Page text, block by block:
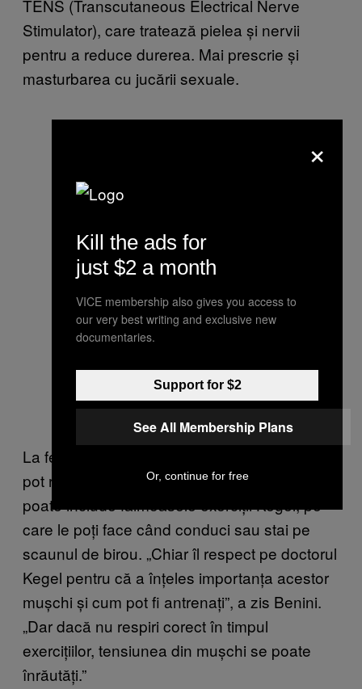
TENS (Transcutaneous Electrical Nerve
Stimulator), care tratează pielea și nervii
pentru a reduce durerea. Mai prescrie și
masturbarea cu jucării sexuale.
La fel ca orice alți mușchi, mușchii pelvieni se
pot recupera prin terapia corectă. Iar asta
poate include faimoasele exerciții Kegel, pe
care le poți face când conduci sau stai pe
scaunul de birou. „Chiar îl respect pe doctorul
Kegel pentru că a înțeles importanța acestor
mușchi și cum pot fi antrenați”, a zis Benini.
„Dar dacă nu respiri corect în timpul
exercițiilor, tensiunea din mușchi se poate
înrăutăți.”
×
Kill the ads for
just $2 a month
VICE membership also gives you access to
our very best writing and exclusive new
documentaries.
Support for $2
See All Membership Plans
Or, continue for free